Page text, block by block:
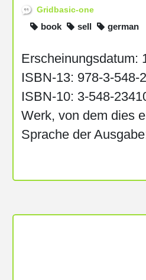
Gridbasic-one
book sell german
Erscheinungsdatum:
ISBN-13: 978-3-548-
ISBN-10: 3-548-
Werk, von dem dies
Sprache der